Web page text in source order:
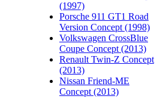
(1997)
Porsche 911 GT1 Road
Version Concept (1998)
Volkswagen CrossBlue
Coupe Concept (2013)
Renault Twin-Z Concept
(2013)
Nissan Friend-ME
Concept (2013)